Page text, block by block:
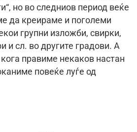
но во следниов период веќе
да креираме и поголеми
групни изложби, свирки,
и сл. во другите градови. А
правиме некаков настан
повеќе луѓе од